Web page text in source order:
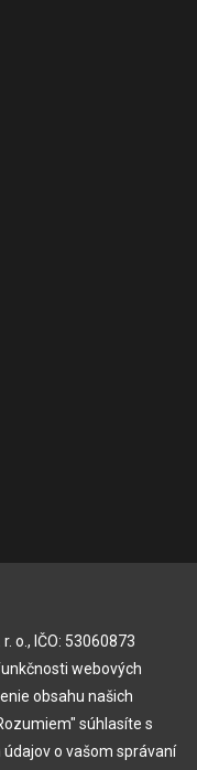
o., IČO: 53060873
webových
obsahu našich
súhlasíte s
o vašom správaní